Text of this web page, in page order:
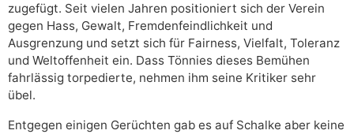
zugefügt. Seit vielen Jahren positioniert sich der Verein
gegen Hass, Gewalt, Fremdenfeindlichkeit und
Ausgrenzung und setzt sich für Fairness, Vielfalt, Toleranz
und Weltoffenheit ein. Dass Tönnies dieses Bemühen
fahrlässig torpedierte, nehmen ihm seine Kritiker sehr
übel.
Entgegen einigen Gerüchten gab es auf Schalke aber keine